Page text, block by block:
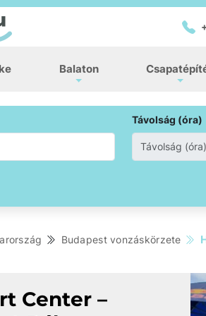
Balaton
Távolság (óra)
Budapest vonzáskörzete
Center –